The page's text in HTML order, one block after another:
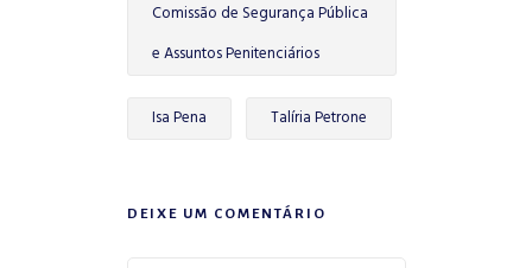
Comissão de Segurança Pública
e Assuntos Penitenciários
Isa Pena Talíria Petrone
DEIXE UM COMENTÁRIO